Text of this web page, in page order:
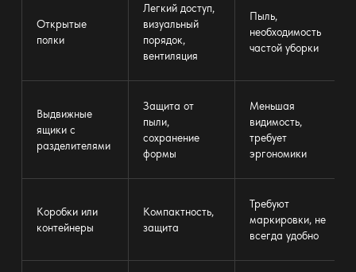
Открытые
полки
Легкий доступ,
визуальный
порядок,
вентиляция
Пыль,
необходимость
частой уборки
Выдвижные
ящикис
разделителями
Защита от
пыли,
сохранение
формы
Меньшая
видимость,
требует
эргономики
Коробки или
контейнеры
Компактность,
защита
Требуют
маркировки, не
всегда удобно